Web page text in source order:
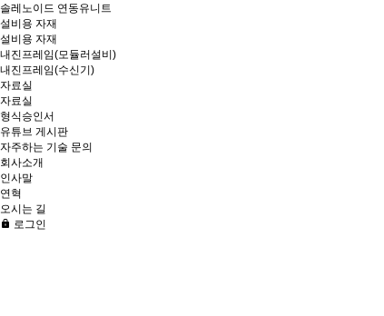
솔레노이드 연동유니트
설비용 자재
설비용 자재
내진프레임(모듈러설비)
내진프레임(수신기)
자료실
자료실
형식승인서
유튜브 게시판
자주하는 기술 문의
회사소개
인사말
연혁
오시는 길
로그인